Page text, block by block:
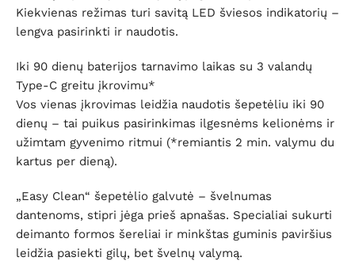
Kiekvienas režimas turi savitą LED šviesos indikatorių –
lengva pasirinkti ir naudotis.
Iki 90 dienų baterijos tarnavimo laikas su 3 valandų
Type-C greitu įkrovimu*
Vos vienas įkrovimas leidžia naudotis šepetėliu iki 90
dienų – tai puikus pasirinkimas ilgesnėms kelionėms ir
užimtam gyvenimo ritmui (*remiantis 2 min. valymu du
kartus per dieną).
„Easy Clean“ šepetėlio galvutė – švelnumas
dantenoms, stipri jėga prieš apnašas. Specialiai sukurti
deimanto formos šereliai ir minkštas guminis paviršius
leidžia pasiekti gilų, bet švelnų valymą.